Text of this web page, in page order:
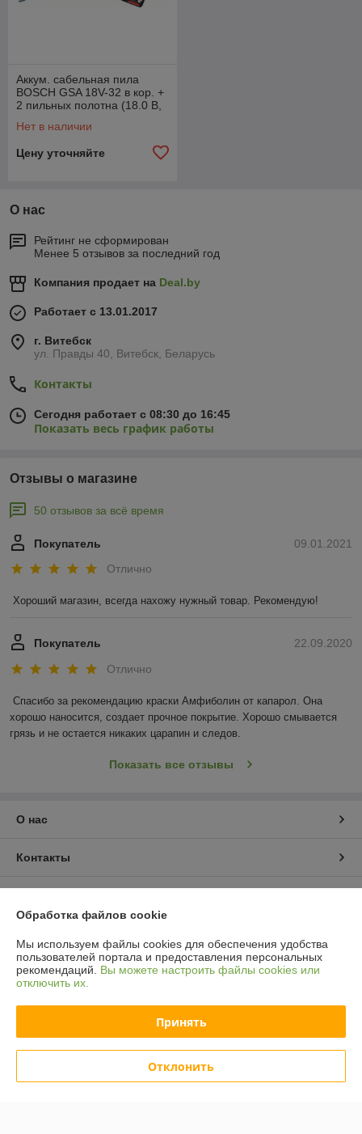
Аккум. сабельная пила
BOSCH GSA 18V-32 в кор. +
2 пильных полотна (18.0 В,
Нет в наличии
Цену уточняйте
О нас
Рейтинг не сформирован
Менее 5 отзывов за последний год
Компания продает на Deal.by
Работает с 13.01.2017
г. Витебск
ул. Правды 40, Витебск, Беларусь
Контакты
Сегодня работает с 08:30 до 16:45
Показать весь график работы
Отзывы о магазине
50 отзывов за всё время
09.01.2021
Покупатель
Отлично
Хороший магазин, всегда нахожу нужный товар. Рекомендую!
22.09.2020
Покупатель
Отлично
Спасибо за рекомендацию краски Амфиболин от капарол. Она
хорошо наносится, создает прочное покрытие. Хорошо смывается
грязь и не остается никаких царапин и следов.
Показать все отзывы
О нас
Контакты
Полная версия сайта
Политика обработки cookies
Сайт создан на платформе Deal.by
Обработка файлов cookie
Мы используем файлы cookies для обеспечения удобства
пользователей портала и предоставления персональных
рекомендаций. Вы можете настроить файлы cookies или
отключить их.
Принять
Отклонить